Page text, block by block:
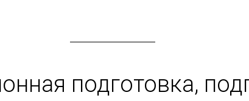
подготовка,